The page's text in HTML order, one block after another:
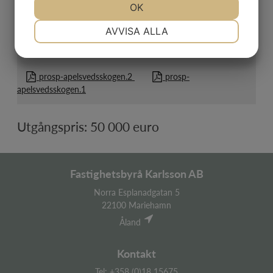
lämnat de högsta anbuden. Fri prövningsrätt för säljaren.
prosp-apelsvedsskogen.2
prosp-
apelsvedsskogen.1
Utgångspris: 50 000 euro
Fastighetsbyrå Karlsson AB
Norra Esplanadgatan 5
22100 Mariehamn
Åland
Kontakt
AVVISA ALLA
OK